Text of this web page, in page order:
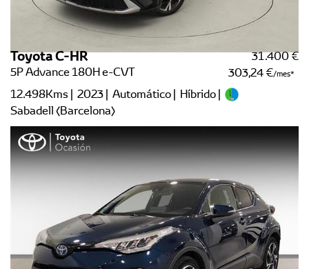
Toyota C-HR
5P Advance 180H e-CVT
31.400 €
303,24 €/mes
12.498Kms | 2023 | Automático | Híbrido |
Sabadell (Barcelona)